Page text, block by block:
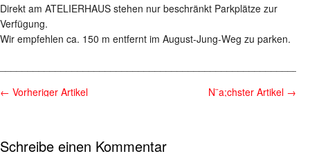
Direkt am ATELIERHAUS stehen nur beschränkt Parkplätze zur
Verfügung.
Wir empfehlen ca. 150 m entfernt im August-Jung-Weg zu parken.
← Vorheriger Artikel N¨a;chster Artikel →
Schreibe einen Kommentar